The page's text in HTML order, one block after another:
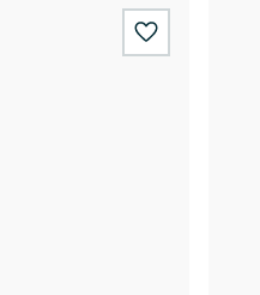
wishlist.add